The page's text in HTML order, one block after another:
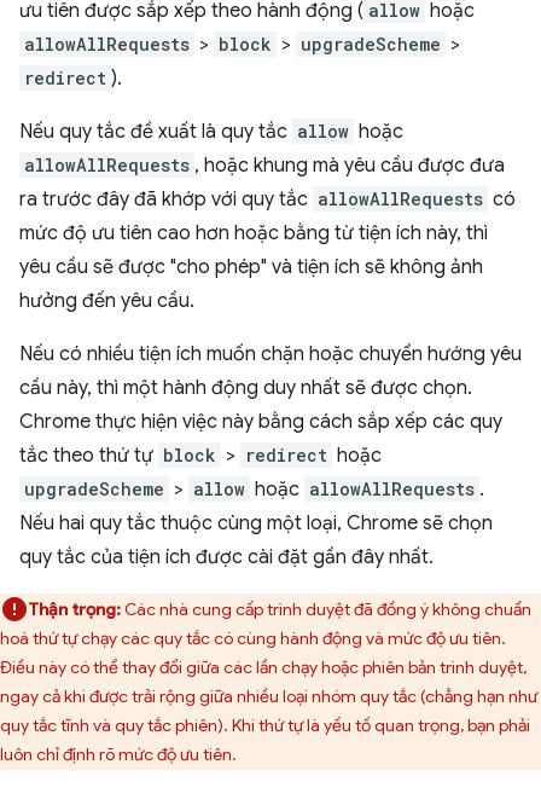
ưu tiên được sắp xếp theo hành động ( allow hoặc
allowAllRequests > block > upgradeScheme >
redirect ).
Nếu quy tắc đề xuất là quy tắc allow hoặc
allowAllRequests , hoặc khung mà yêu cầu được đưa
ra trước đây đã khớp với quy tắc allowAllRequests có
mức độ ưu tiên cao hơn hoặc bằng từ tiện ích này, thì
yêu cầu sẽ được "cho phép" và tiện ích sẽ không ảnh
hưởng đến yêu cầu.
Nếu có nhiều tiện ích muốn chặn hoặc chuyển hướng yêu
cầu này, thì một hành động duy nhất sẽ được chọn.
Chrome thực hiện việc này bằng cách sắp xếp các quy
tắc theo thứ tự block > redirect hoặc
upgradeScheme > allow hoặc allowAllRequests .
Nếu hai quy tắc thuộc cùng một loại, Chrome sẽ chọn
quy tắc của tiện ích được cài đặt gần đây nhất.
Thận trọng:Các nhà cung cấp trình duyệt đã đồng ý không chuẩn
hoá thứ tự chạy các quy tắc có cùng hành động và mức độ ưu tiên.
Điều này có thể thay đổi giữa các lần chạy hoặc phiên bản trình duyệt,
ngay cả khi được trải rộng giữa nhiều loại nhóm quy tắc (chẳng hạn như
quy tắc tĩnh và quy tắc phiên). Khi thứ tự là yếu tố quan trọng, bạn phải
luôn chỉ định rõ mức độ ưu tiên.